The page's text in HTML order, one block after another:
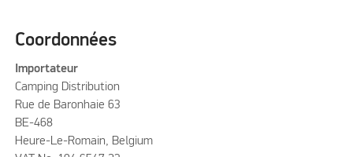
Coordonnées
Importateur
Camping Distribution
Rue de Baronhaie 63
BE-468
Heure-Le-Romain, Belgium